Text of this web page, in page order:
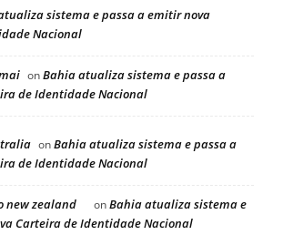
sistema e passa a emitir nova
Nacional
onBahia atualiza sistema e passa a
de Identidade Nacional
onBahia atualiza sistema e passa a
de Identidade Nacional
new zealand onBahia atualiza sistema e
Carteira de Identidade Nacional